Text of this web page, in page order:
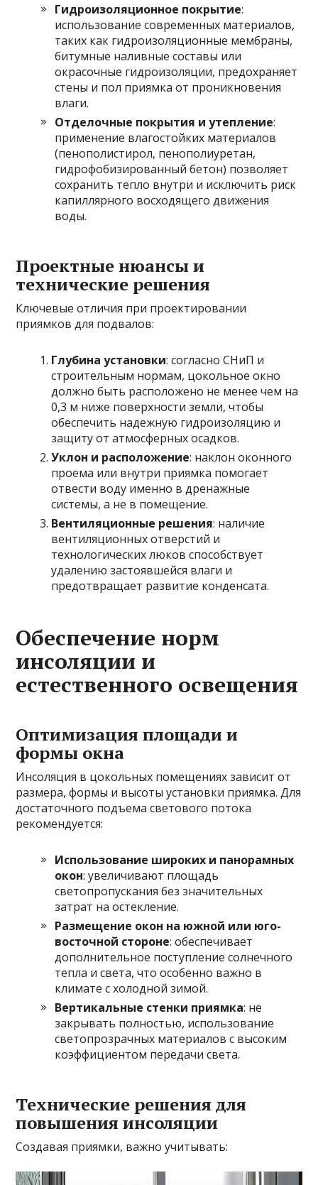
Гидроизоляционное покрытие:
использование современных материалов,
таких как гидроизоляционные мембраны,
битумные наливные составы или
окрасочные гидроизоляции, предохраняет
стены и пол приямка от проникновения
влаги.
Отделочные покрытия и утепление:
применение влагостойких материалов
(пенополистирол, пенополиуретан,
гидрофобизированный бетон) позволяет
сохранить тепло внутри и исключить риск
капиллярного восходящего движения
воды.
Проектные нюансы и
технические решения
Ключевые отличия при проектировании
приямков для подвалов:
Глубина установки: согласно СНиП и
строительным нормам, цокольное окно
должно быть расположено не менее чем на
0,3 м ниже поверхности земли, чтобы
обеспечить надежную гидроизоляцию и
защиту от атмосферных осадков.
Уклон и расположение: наклон оконного
проема или внутри приямка помогает
отвести воду именно в дренажные
системы, а не в помещение.
Вентиляционные решения: наличие
вентиляционных отверстий и
технологических люков способствует
удалению застоявшейся влаги и
предотвращает развитие конденсата.
Обеспечение норм
инсоляции и
естественного освещения
Оптимизация площади и
формы окна
Инсоляция в цокольных помещениях зависит от
размера, формы и высоты установки приямка. Для
достаточного подъема светового потока
рекомендуется:
Использование широких и панорамных
окон: увеличивают площадь
светопропускания без значительных
затрат на остекление.
Размещение окон на южной или юго-
восточной стороне: обеспечивает
дополнительное поступление солнечного
тепла и света, что особенно важно в
климате с холодной зимой.
Вертикальные стенки приямка: не
закрывать полностью, использование
светопрозрачных материалов с высоким
коэффициентом передачи света.
Технические решения для
повышения инсоляции
Создавая приямки, важно учитывать: